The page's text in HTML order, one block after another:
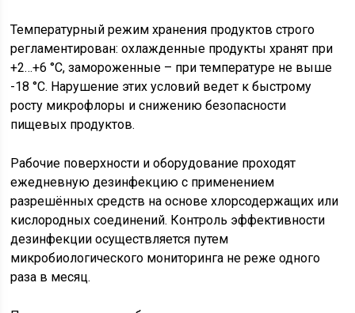
Температурный режим хранения продуктов строго
регламентирован: охлажденные продукты хранят при
+2…+6 °C, замороженные – при температуре не выше
-18 °C. Нарушение этих условий ведет к быстрому
росту микрофлоры и снижению безопасности
пищевых продуктов.
Рабочие поверхности и оборудование проходят
ежедневную дезинфекцию с применением
разрешённых средств на основе хлорсодержащих или
кислородных соединений. Контроль эффективности
дезинфекции осуществляется путем
микробиологического мониторинга не реже одного
раза в месяц.